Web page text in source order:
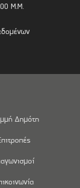
Μ.Μ.
Δημότη